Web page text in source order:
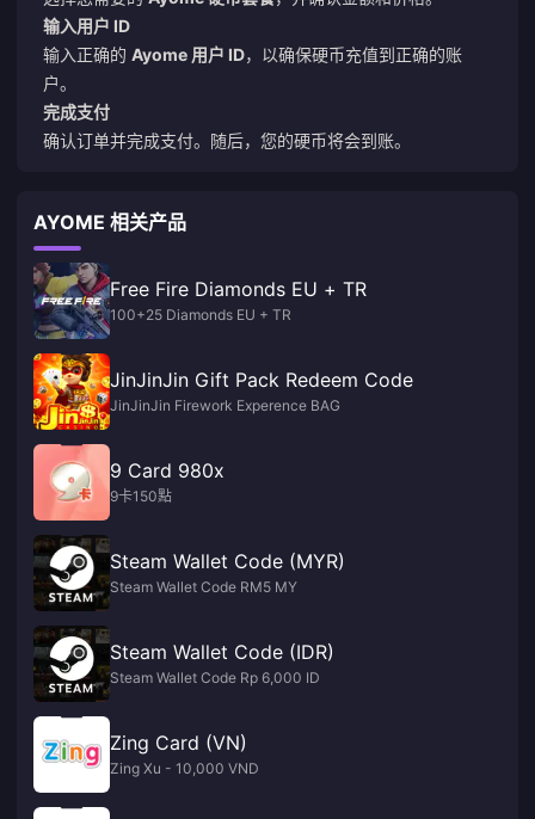
输入用户 ID
输入正确的 Ayome 用户 ID，以确保硬币充值到正确的账
户。
完成支付
确认订单并完成支付。随后，您的硬币将会到账。
AYOME 相关产品
Free Fire Diamonds EU + TR
100+25 Diamonds EU + TR
JinJinJin Gift Pack Redeem Code
JinJinJin Firework Experence BAG
9 Card 980x
9卡150點
Steam Wallet Code (MYR)
Steam Wallet Code RM5 MY
Steam Wallet Code (IDR)
Steam Wallet Code Rp 6,000 ID
Zing Card (VN)
Zing Xu - 10,000 VND